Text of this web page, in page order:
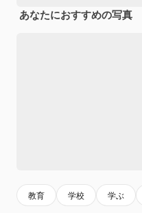
あなたにおすすめの写真
教育 学校 学ぶ